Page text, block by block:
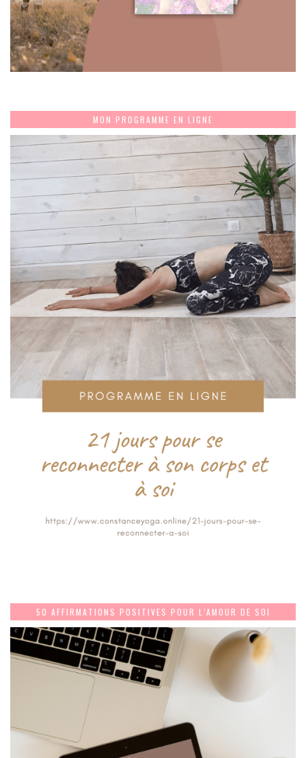
MON PROGRAMME EN LIGNE
50 AFFIRMATIONS POSITIVES POUR L’AMOUR DE SOI